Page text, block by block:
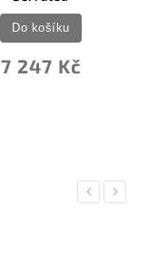
7 247 Kč
Do košíku
Previous
Next